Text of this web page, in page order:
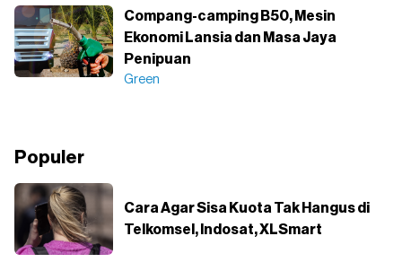
Compang-camping B50, Mesin
Ekonomi Lansia dan Masa Jaya
Penipuan
Green
Populer
Cara Agar Sisa Kuota Tak Hangus di
Telkomsel, Indosat, XLSmart